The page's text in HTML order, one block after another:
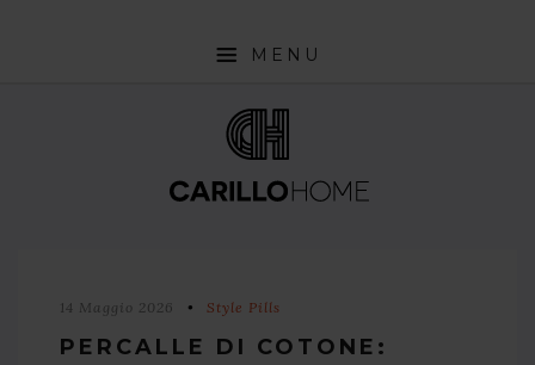
MENU
INTERIOR DESIGN TRENDS
NEWS14 Maggio 2026 Style Pills
PERCALLE DI COTONE: